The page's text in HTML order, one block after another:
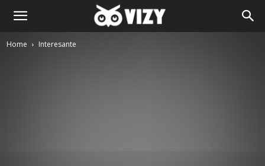
Home Interesante